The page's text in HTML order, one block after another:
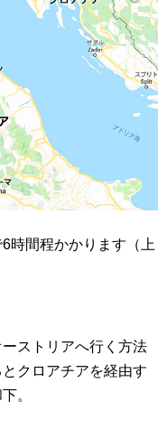
時間程かかります（上
ストリアへ行く方法
クロアチアを経由す
。